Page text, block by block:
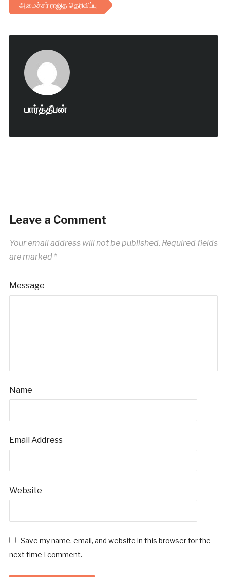
அமைச்சர் ராஜித தெரிவிப்பு
பார்த்தீபன்
Leave a Comment
Your email address will not be published. Required fields
are marked *
Message
Name
Email Address
Website
Save my name, email, and website in this browser for the
next time I comment.